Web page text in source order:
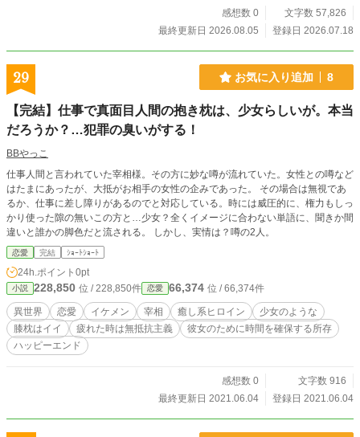
ば助かるのに」と思っただけ。制度を作る力はない。けれど、その言葉を拾い上
ブコメディ。 ♢ ♢ ♢ 目に留めて頂きありがとうございます。 処女作となりま
す。 目標はとりあえず完走。 ゆっくり書いていこうと思いますので、どうか長
い目でお付き合いくださいますと嬉しいです。 ♡やしおり、感想など励みにな
っております。 ありがとうございます！ ♢ ♢ ♢
感想数 0
文字数 57,826
最終更新日 2026.08.05
登録日 2026.07.18
29 お気に入り追加 8
【完結】仕事で真面目人間の抱き枕は、少女らしいが。本当
だろうか？…犯罪の臭いがする！
BBやっこ
仕事人間と言われていた宰相様。その方に妙な噂が流れていた。女性との噂など
はたまにあったが、大抵がお相手の女性の企みであった。 その場合は無視であ
るか、仕事に差し障りがあるのでと対応している。時には威圧的に、権力もしっ
かり使った隙の無いこの方と…少女？全くイメージに合わない単語に、聞きか間
違いと誰かの脚色だと流される。 しかし、実情は？噂の2人。
恋愛 完結 ｼｮｰﾄｼｮｰﾄ
24h.ポイント 0pt
小説 228,850 位 / 228,850件 恋愛 66,374 位 / 66,374件
異世界 恋愛 イケメン 宰相 癒し系ヒロイン
少女のような
膝枕はイイ
疲れた時は無抵抗主義
彼女のために時間を確保する所存
ハッピーエンド
感想数 0
文字数 916
最終更新日 2021.06.04
登録日 2021.06.04